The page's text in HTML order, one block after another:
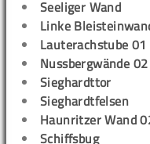
Seeliger Wand
Linke
Lauterachstube
Nussbergwände
Sieghardttor
Sieghardtfelsen
Haunritzer Wand
Schiffsbug